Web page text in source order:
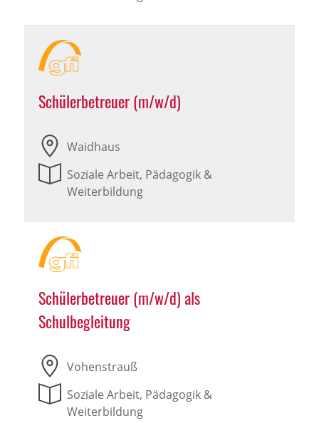
Schülerbetreuer (m/w/d)
Waidhaus
Soziale Arbeit, Pädagogik &
Weiterbildung
Schülerbetreuer (m/w/d) als
Schulbegleitung
Vohenstrauß
Soziale Arbeit, Pädagogik &
Weiterbildung